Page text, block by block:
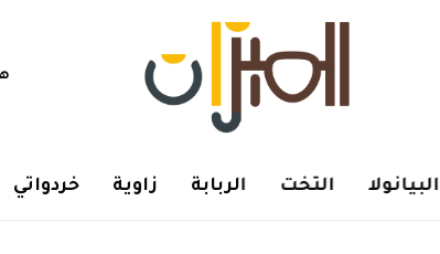
البيانولا التخت الربابة زاوية خردواتي